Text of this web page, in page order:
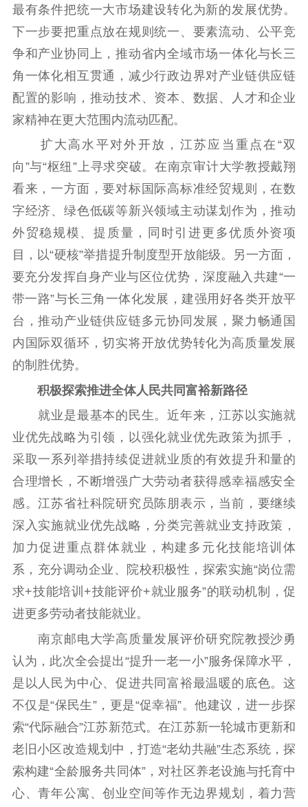
最有条件把统一大市场建设转化为新的发展优势。
下一步要把重点放在规则统一、要素流动、公平竞
争和产业协同上，推动省内全域市场一体化与长三
角一体化相互贯通，减少行政边界对产业链供应链
配置的影响，推动技术、资本、数据、人才和企业
家精神在更大范围内流动匹配。
扩大高水平对外开放，江苏应当重点在“双
向”与“枢纽”上寻求突破。在南京审计大学教授戴翔
看来，一方面，要对标国际高标准经贸规则，在数
字经济、绿色低碳等新兴领域主动谋划作为，推动
外贸稳规模、提质量，同时引进更多优质外资项
目，以“硬核”举措提升制度型开放能级。另一方面，
要充分发挥自身产业与区位优势，深度融入共建“一
带一路”与长三角一体化发展，建强用好各类开放平
台，推动产业链供应链多元协同发展，聚力畅通国
内国际双循环，切实将开放优势转化为高质量发展
的制胜优势。
积极探索推进全体人民共同富裕新路径
就业是最基本的民生。近年来，江苏以实施就
业优先战略为引领，以强化就业优先政策为抓手，
采取一系列举措持续促进就业质的有效提升和量的
合理增长，不断增强广大劳动者获得感幸福感安全
感。江苏省社科院研究员陈朋表示，当前，要继续
深入实施就业优先战略，分类完善就业支持政策，
加力促进重点群体就业，构建多元化技能培训体
系，充分调动企业、院校积极性，探索实施“岗位需
求+技能培训+技能评价+就业服务”的联动机制，促
进更多劳动者技能就业。
南京邮电大学高质量发展评价研究院教授沙勇
认为，此次全会提出“提升一老一小”服务保障水平，
是以人民为中心、促进共同富裕最温暖的底色。这
不仅是“保民生”，更是“促幸福”。他建议，进一步探
索“代际融合”江苏新范式。在江苏新一轮城市更新和
老旧小区改造规划中，打造“老幼共融”生态系统，探
索构建“全龄服务共同体”，对社区养老设施与托育中
心、青年公寓、创业空间等作无边界规划，着力营